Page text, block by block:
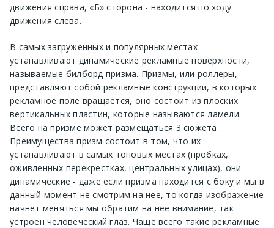
движения справа, «Б» сторона - находится по ходу
движения слева.
В самых загруженных и популярных местах
устанавливают динамические рекламные поверхности,
называемые билборд призма. Призмы, или роллеры,
представляют собой рекламные конструкции, в которых
рекламное поле вращается, оно состоит из плоских
вертикальных пластин, которые называются ламели.
Всего на призме может размещаться 3 сюжета.
Преимущества призм состоит в том, что их
устанавливают в самых топовых местах (пробках,
оживленных перекрестках, центральных улицах), они
динамические - даже если призма находится с боку и мы в
данный момент не смотрим на нее, то когда изображение
начнет меняться мы обратим на нее внимание, так
устроен человеческий глаз. Чаще всего такие рекламные